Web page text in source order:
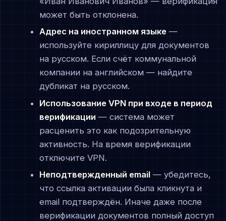
может быть отклонена.
Адрес на иностранном языке—
используйте кириллицу для документов
на русском. Если счёт коммунальной
компании на английском — найдите
дубликат на русском.
Использование VPN при входе в период
верификации — система может
расценить это как подозрительную
активность. На время верификации
отключите VPN.
Неподтвержденный email— убедитесь,
что ссылка активации была кликнута и
email подтверждён. Иначе даже после
верификации документов полный доступ